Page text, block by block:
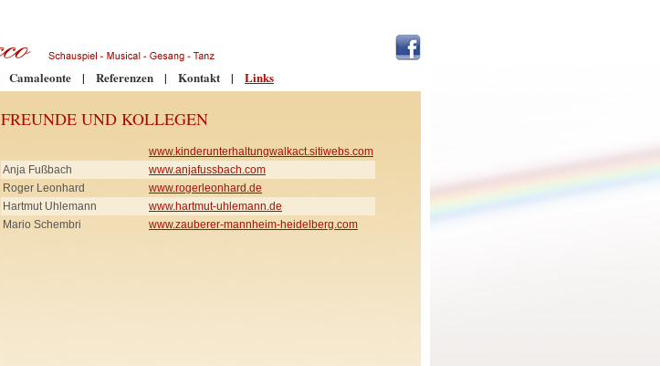
Camaleonte | Referenzen | Kontakt | Links
FREUNDE UND KOLLEGEN
www.kinderunterhaltungwalkact.sitiwebs.com
Anja Fußbach
www.anjafussbach.com
Roger Leonhard
www.rogerleonhard.de
Hartmut Uhlemann
www.hartmut-uhlemann.de
Mario Schembri
www.zauberer-mannheim-heidelberg.com